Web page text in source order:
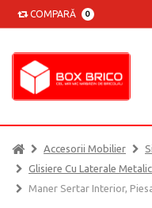
COMPARĂ 0
Accesorii Mobilier
Glisiere Cu Laterale
Maner Sertar Interior,